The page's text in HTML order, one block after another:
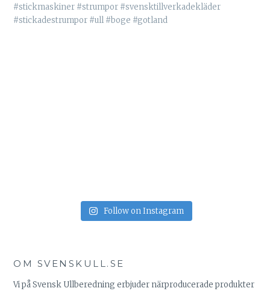
Follow on Instagram
OM SVENSKULL.SE
Vi på Svensk Ullberedning erbjuder närproducerade produkter